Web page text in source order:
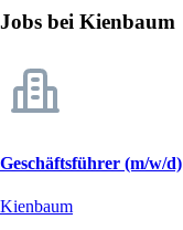
Jobs bei Kienbaum
Geschäftsführer (m/w/d)
Kienbaum